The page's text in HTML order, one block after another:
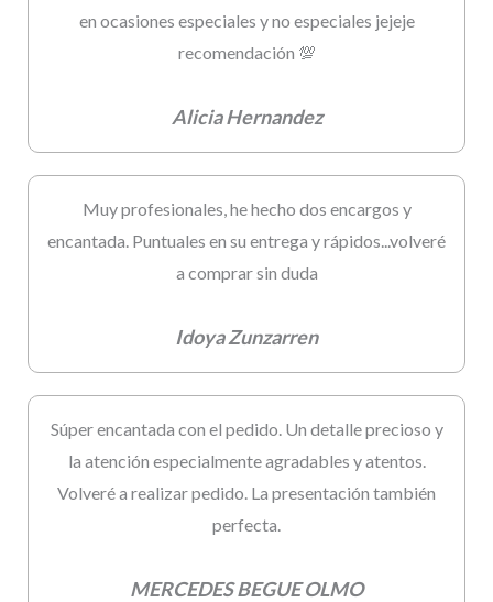
en ocasiones especiales y no especiales jejeje
recomendación 💯
Alicia Hernandez
Muy profesionales, he hecho dos encargos y
encantada. Puntuales en su entrega y rápidos...volveré
a comprar sin duda
Idoya Zunzarren
Súper encantada con el pedido. Un detalle precioso y
la atención especialmente agradables y atentos.
Volveré a realizar pedido. La presentación también
perfecta.
MERCEDES BEGUE OLMO